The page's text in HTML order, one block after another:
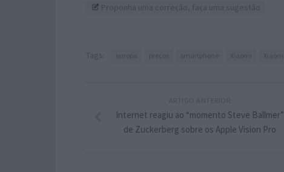
Tags:
Internet reagiu ao “momento Steve Ballmer”
de Zuckerberg sobre os Apple Vision Pro